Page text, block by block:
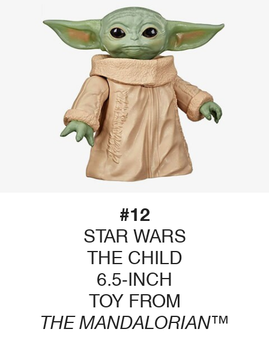
#12
STAR WARS
THE CHILD
6.5-INCH
TOY FROM
THE MANDALORIAN™